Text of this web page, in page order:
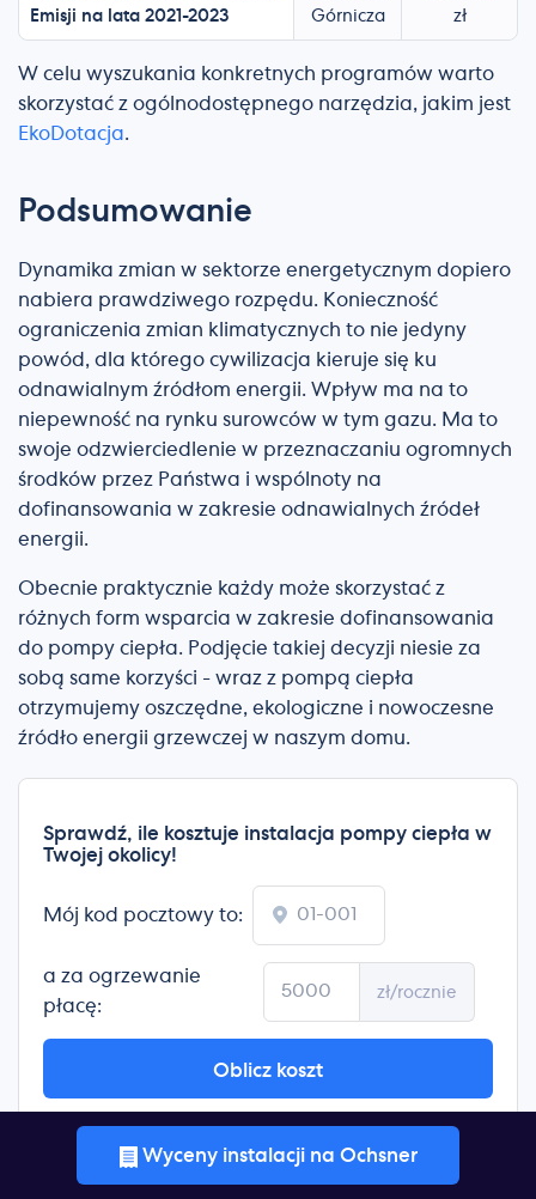
Wyceny instalacji na Ochsner
Emisji na lata 2021-2023
Górnicza
zł
W celu wyszukania konkretnych programów warto
skorzystać z ogólnodostępnego narzędzia, jakim jest
EkoDotacja.
Podsumowanie
Dynamika zmian w sektorze energetycznym dopiero
nabiera prawdziwego rozpędu. Konieczność
ograniczenia zmian klimatycznych to nie jedyny
powód, dla którego cywilizacja kieruje się ku
odnawialnym źródłom energii. Wpływ ma na to
niepewność na rynku surowców w tym gazu. Ma to
swoje odzwierciedlenie w przeznaczaniu ogromnych
środków przez Państwa i wspólnoty na
dofinansowania w zakresie odnawialnych źródeł
energii.
Obecnie praktycznie każdy może skorzystać z
różnych form wsparcia w zakresie dofinansowania
do pompy ciepła. Podjęcie takiej decyzji niesie za
sobą same korzyści - wraz z pompą ciepła
otrzymujemy oszczędne, ekologiczne i nowoczesne
źródło energii grzewczej w naszym domu.
Sprawdź, ile kosztuje instalacja pompy ciepła w
Twojej okolicy!
Mój kod pocztowy to:
a za ogrzewanie
płacę:
zł/rocznie
Oblicz koszt